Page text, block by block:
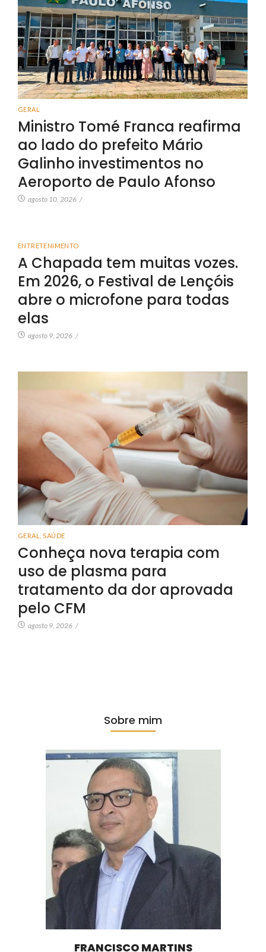
GERAL
Ministro Tomé Franca reafirma
ao lado do prefeito Mário
Galinho investimentos no
Aeroporto de Paulo Afonso
agosto 10, 2026 /
ENTRETENIMENTO
A Chapada tem muitas vozes.
Em 2026, o Festival de Lençóis
abre o microfone para todas
elas
agosto 9, 2026 /
GERAL SAÚDE
Conheça nova terapia com
uso de plasma para
tratamento da dor aprovada
pelo CFM
agosto 9, 2026 /
Sobre mim
FRANCISCO MARTINS